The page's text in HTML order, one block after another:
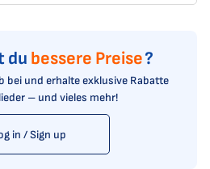
du bessere Preise?
bei und erhalte exklusive Rabatte
– und vieles mehr!
in / Sign up